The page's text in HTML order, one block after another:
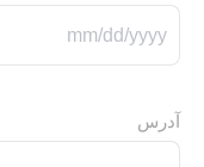
MM
DD
آدرس